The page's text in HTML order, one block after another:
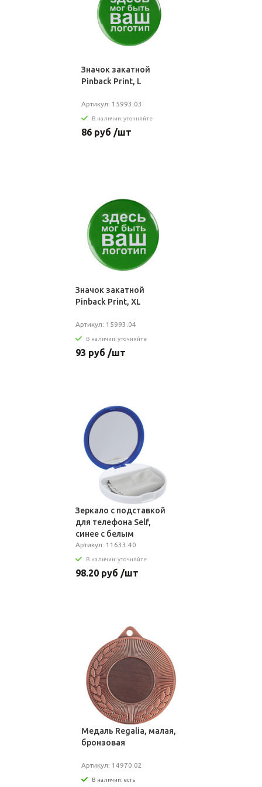
Значок закатной
Pinback Print, L
Артикул: 15993.03
В наличии: уточняйте
86 руб /шт
Значок закатной
Pinback Print, XL
Артикул: 15993.04
В наличии: уточняйте
93 руб /шт
Зеркало с подставкой
для телефона Self,
синее с белым
Артикул: 11633.40
В наличии: уточняйте
98.20 руб /шт
Медаль Regalia, малая,
бронзовая
Артикул: 14970.02
В наличии: есть